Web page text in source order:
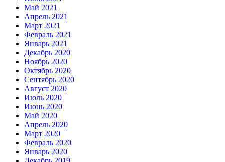
Май 2021
Апрель 2021
Март 2021
Февраль 2021
Январь 2021
Декабрь 2020
Ноябрь 2020
Октябрь 2020
Сентябрь 2020
Август 2020
Июль 2020
Июнь 2020
Май 2020
Апрель 2020
Март 2020
Февраль 2020
Январь 2020